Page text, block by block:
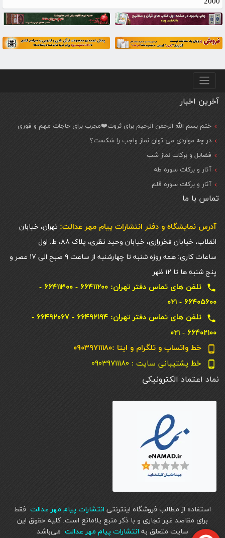
منو پایین
آخرین اخبار
ختم بسم الله الرحمن الرحیم برای ثروت❤️مجرب برای حاجات مهم و فوری
در چه مواردی می توان نماز واجب را شکست؟
فضایل و برکات نماز شب
آثار و برکات سوره طه
آثار و برکات سوره قلم
تماس با ما
آدرس نمایشگاه و دفتر انتشارات پيام مهر عدالت: تهران، خیابان
انقلاب، خیابان فخررازی، خیابان وحید نظری، پلاک ۸۸، ط. اول
ساعات کاری: همه روزه شنبه تا چهارشنبه از ساعت ۹ صبح الی ۱۷ عصر و
پنج شنبه ها تا ۱۲ ظهر
local_phone
تلفن های تماس دفتر تهران: ۶۶۴۱۱۲۰۰ - ۶۶۴۱۱۳۰۰ -
۶۶۴۰۵۶۰۰ - ۰۲۱
local_phone
تلفن های تماس دفتر تهران: ۶۶۴۹۲۱۹۴ - ۶۶۴۹۲۰۶۷ -
۶۶۴۰۲۱۰۰ - ۰۲۱
phone_android خط واتساپ و تلگرام و ایتا :۰۹۰۳۹۷۱۱۱۸۰
phone_android خط پشتیبانی سایت : ۰۹۰۳۹۷۱۱۱۸۰
نماد اعتماد الکترونیکی
استفاده از مطالب فروشگاه اینترنتی انتشارات پیام مهر عدالت فقط
برای مقاصد غیر تجاری و با ذکر منبع بلامانع است. کليه حقوق اين
سايت متعلق به انتشارات پیام مهر عدالت می‌باشد